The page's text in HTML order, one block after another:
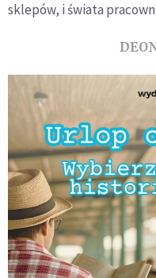
sklepów, i świata